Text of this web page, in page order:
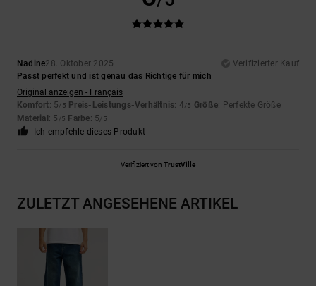
Nadine28. Oktober 2025
Verifizierter Kauf
Passt perfekt und ist genau das Richtige für mich
Original anzeigen - Français
Komfort: 5/5 Preis-Leistungs-Verhältnis: 4/5 Größe: Perfekte Größe
Material : 5 /5 Farbe: 5/5
Ich empfehle dieses Produkt
Verifiziert von TrustVille
ZULETZT ANGESEHENE ARTIKEL